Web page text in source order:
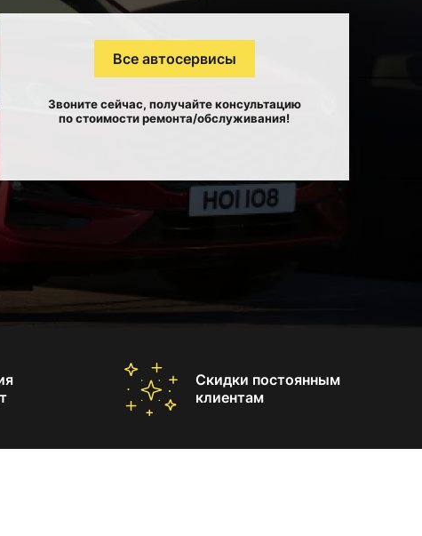
Все автосервисы
Звоните сейчас, получайте консультацию
по стоимости ремонта/обслуживания!
Скидки постоянным
клиентам